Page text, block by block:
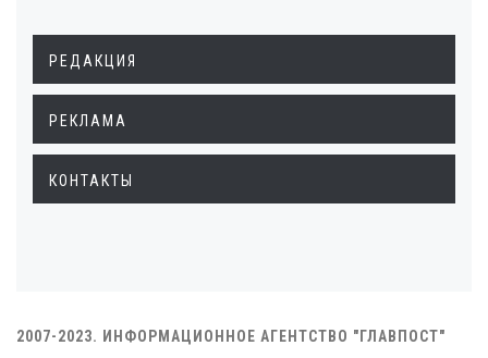
РЕДАКЦИЯ
РЕКЛАМА
КОНТАКТЫ
2007-2023. ИНФОРМАЦИОННОЕ АГЕНТСТВО "ГЛАВПОСТ"